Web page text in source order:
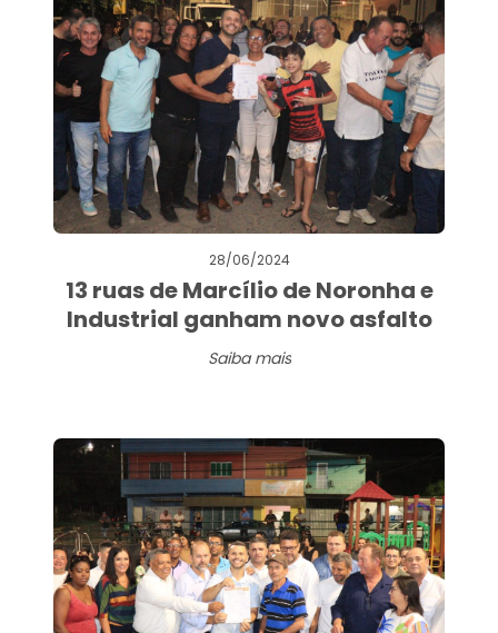
28/06/2024
13 ruas de Marcílio de Noronha e
Industrial ganham novo asfalto
Saiba mais